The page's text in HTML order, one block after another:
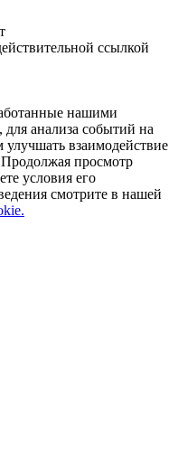
ссылкой
нашими
анализа событий на
улучшать взаимодействие
просмотр
условия его
смотрите в нашей